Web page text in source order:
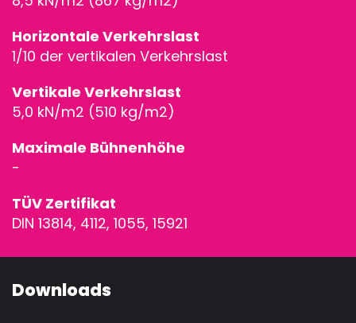
BÜHNEN &
TRIBÜNEN
Horizontale Verkehrslast
1/10 der vertikalen Verkehrslast
Vertikale Verkehrslast
5,0 kN/m2 (510 kg/m2)
Maximale Bühnenhöhe
-
TÜV Zertifikat
DIN 13814, 4112, 1055, 15921
Downloads